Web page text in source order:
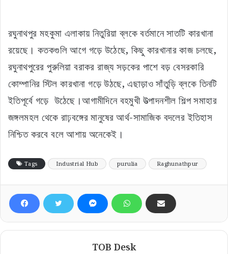
রঘুনাথপুর মহকুমা এলাকায় নিতুরিয়া ব্লকে বর্তমানে সাতটি কারখানা
রয়েছে। কতকগুলি আগে গড়ে উঠেছে, কিছু কারখানার কাজ চলছে,
রঘুনাথপুরের পুরুলিয়া বরাকর রাজ্য সড়কের পাশে বড় বেসরকারি
কোম্পানির স্টিল কারখানা গড়ে উঠছে, এছাড়াও সাঁতুড়ি ব্লকে তিনটি
ইতিপূর্বে গড়ে উঠেছে।আগামীদিনে বহমুখী উত্পাদনশীল শিল্প সমাহার
জঙ্গলমহল থেকে রাঢ়বঙ্গের মানুষের আর্থ-সামাজিক বদলের ইতিহাস
নিশ্চিত করবে বলে আশায় অনেকেই।
Tags Industrial Hub purulia Raghunathpur
TOB Desk